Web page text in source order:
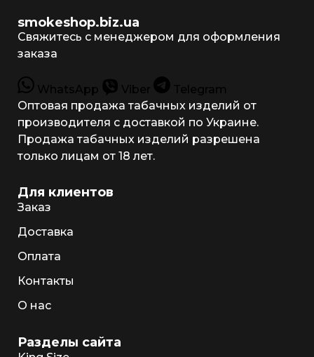
smokeshop.biz.ua
Свяжитесь с менеджером для оформления
заказа
WhatsApp Viber
Telegram
Оптовая продажа табачных изделий от
производителя с доставкой по Украине.
Продажа табачных изделий разрешена
только лицам от 18 лет.
Для клиентов
Заказ
Доставка
Оплата
Контакты
О нас
Разделы сайта